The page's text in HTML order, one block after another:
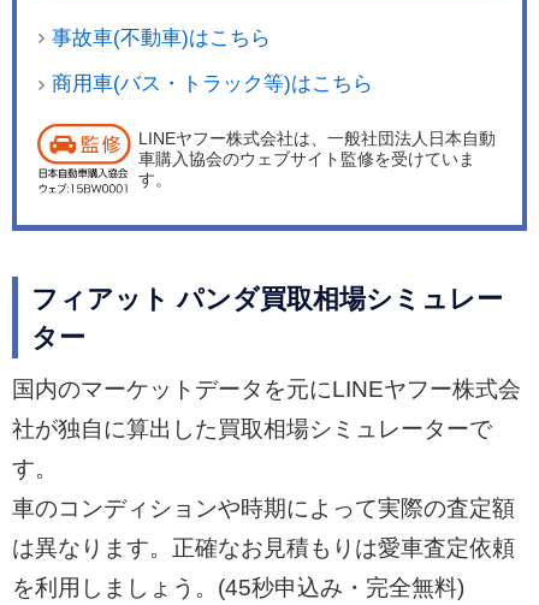
事故車(不動車)はこちら
商用車(バス・トラック等)はこちら
LINEヤフー株式会社は、一般社団法人日本自動
車購入協会のウェブサイト監修を受けていま
す。
フィアット パンダ買取相場シミュレー
ター
国内のマーケットデータを元にLINEヤフー株式会
社が独自に算出した買取相場シミュレーターで
す。
車のコンディションや時期によって実際の査定額
は異なります。正確なお見積もりは愛車査定依頼
を利用しましょう。(45秒申込み・完全無料)